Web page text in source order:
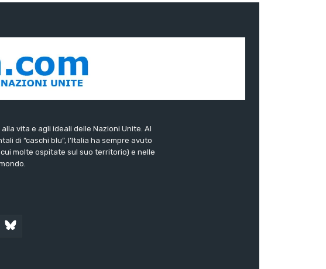
vita e agli ideali delle Nazioni Unite. Al
di “caschi blu”, l’Italia ha sempre avuto
molte ospitate sul suo territorio) e nelle